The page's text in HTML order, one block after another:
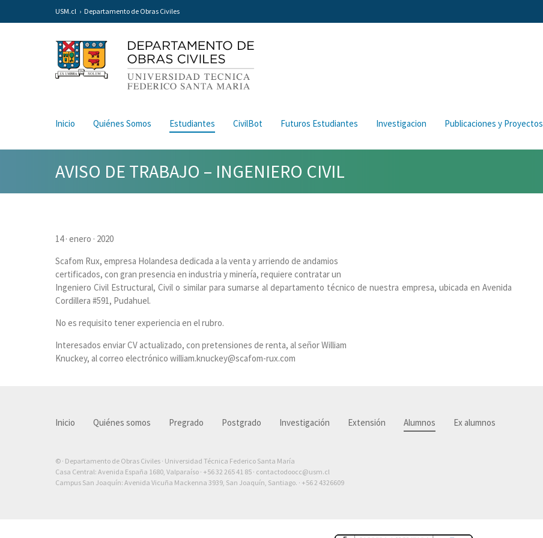
USM.cl Departamento de Obras Civiles
Inicio Quiénes Somos Estudiantes CivilBot Futuros Estudiantes Investigacion Publicaciones y Proyectos
AVISO DE TRABAJO – INGENIERO CIVIL
14 · enero · 2020
Scafom Rux, empresa Holandesa dedicada a la venta y arriendo de andamios
certificados, con gran presencia en industria y minería, requiere contratar un
Ingeniero Civil Estructural, Civil o similar para sumarse al departamento técnico de nuestra empresa, ubicada en Avenida
Cordillera #591, Pudahuel.
No es requisito tener experiencia en el rubro.
Interesados enviar CV actualizado, con pretensiones de renta, al señor William
Knuckey, al correo electrónico william.knuckey@scafom-rux.com
Inicio Quiénes somos Pregrado Postgrado Investigación Extensión Alumnos Ex alumnos
© · Departamento de Obras Civiles · Universidad Técnica Federico Santa María
Casa Central: Avenida España 1680, Valparaíso · +56 32 265 41 85 · contactodoocc@usm.cl
Campus San Joaquín: Avenida Vicuña Mackenna 3939, San Joaquín, Santiago. · +56 2 4326609